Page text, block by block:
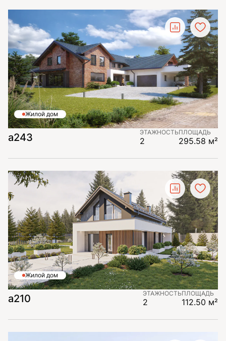
Жилой дом
а243 ЭТАЖНОСТЬ
2
ПЛОЩАДЬ
295.58 м²
Жилой дом
a210 ЭТАЖНОСТЬ
2
ПЛОЩАДЬ
112.50 м²